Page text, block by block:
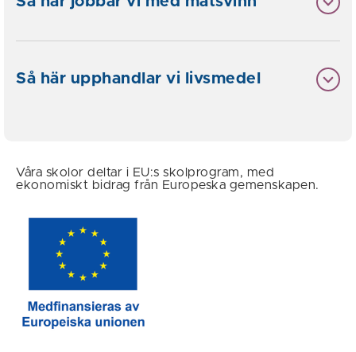
Så här upphandlar vi livsmedel
Våra skolor deltar i EU:s skolprogram, med
ekonomiskt bidrag från Europeska gemenskapen.